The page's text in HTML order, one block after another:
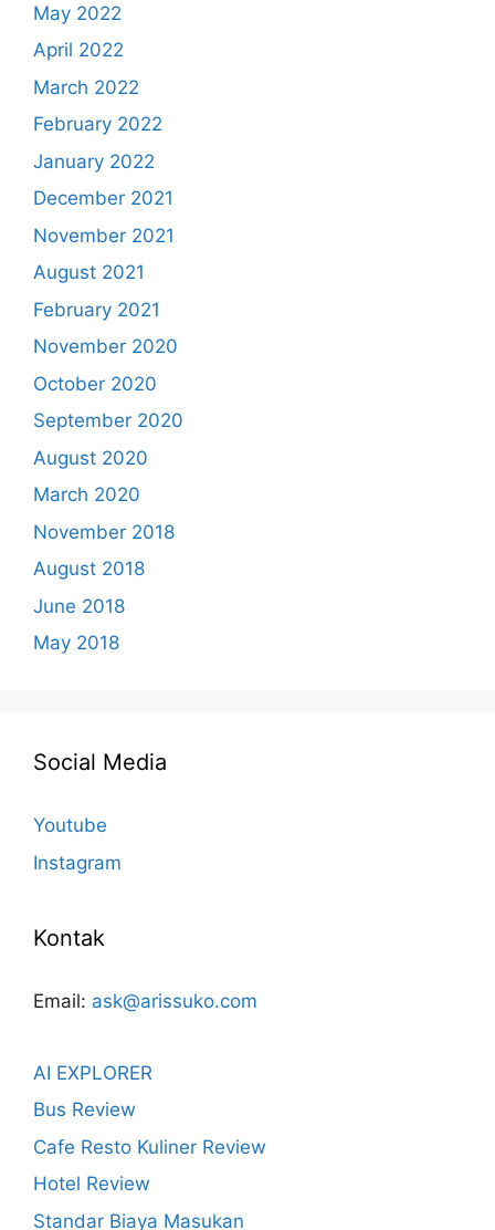
May 2022
April 2022
March 2022
February 2022
January 2022
December 2021
November 2021
August 2021
February 2021
November 2020
October 2020
September 2020
August 2020
March 2020
November 2018
August 2018
June 2018
May 2018
Social Media
Youtube
Instagram
Kontak
Email: ask@arissuko.com
AI EXPLORER
Bus Review
Cafe Resto Kuliner Review
Hotel Review
Standar Biaya Masukan